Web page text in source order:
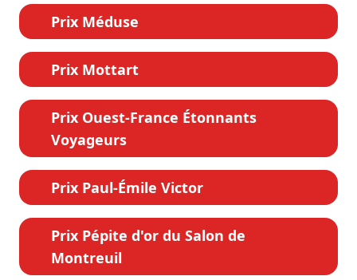
Prix Méduse
Prix Mottart
Prix Ouest-France Étonnants
Voyageurs
Prix Paul-Émile Victor
Prix Pépite d'or du Salon de
Montreuil